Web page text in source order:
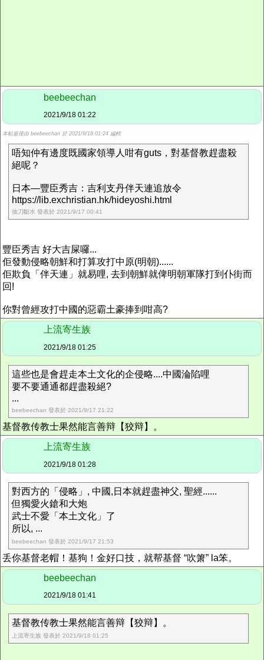
beebeechan
2021/9/18 01:22
本帖最後由 beebeechan 於 2021/9/18 01:24 編輯
唔知仲有邊度既國家領導人咁有guts，對基督教趕盡殺
絕呢？
日本—豐臣秀吉：吉利支丹伴天連追放令
https://lib.exchristian.hk/hideyoshi.html
抽刀斷水 發表於 2021/9/17 00:41
豐臣秀吉 好大吉屎囉...
佢發動侵略朝鮮和打算攻打中原(明朝)......
佢欺負「伴天連」就易哩, 去到朝鮮就俾明朝軍隊打到仆街而
回!
你對曾經攻打中國的惡霸土豪捧到咁高?
上流寄生族
2021/9/18 01:25
這些也是會趕走本土文化的企侵略....中國淪陷哩
要不要通通都趕盡殺絕?
...
beebeechan 發表於 2021/9/17 21:22
基督教传教士果然能言善辩【狡辩】。
上流寄生族
2021/9/18 01:28
對西方的「侵略」, 中國,日本就趕盡神父, 聖經......
但獨愛火鎗和大炮
武士不愛「本土文化」了
所以, ...
beebeechan 發表於 2021/9/17 21:53
丢你基督老帽！基狗！金好口技，就帮基督 “吹箫” la笨。
beebeechan
2021/9/18 01:41
基督教传教士果然能言善辩【狡辩】。
上流寄生族 發表於 2021/9/18 01:25